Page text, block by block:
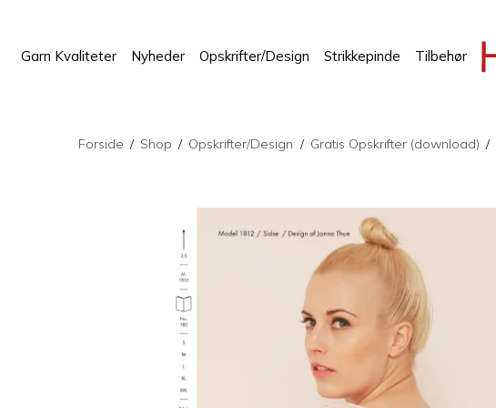
Garn Kvaliteter Nyheder Opskrifter/Design Strikkepinde Tilbehør
Forside / Shop / Opskrifter/Design / Gratis Opskrifter (download) /